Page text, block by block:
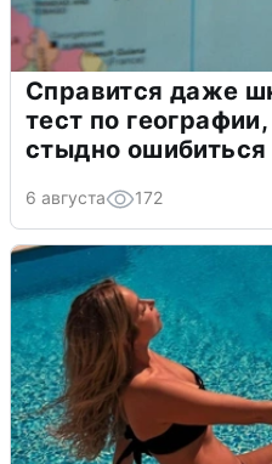
Справится даже
тест по
стыдно ошибиться
6 августа 172